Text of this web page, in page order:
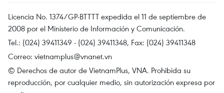
Licencia No. 1374/GP-BTTTT expedida el 11 de septiembre de
2008 por el Ministerio de Información y Comunicación.
Tel.: (024) 39411349 - (024) 39411348, Fax: (024) 39411348
Correo: vietnamplus@vnanet.vn
© Derechos de autor de VietnamPlus, VNA. Prohibida su
reproducción, por cualquier medio, sin autorización expresa por